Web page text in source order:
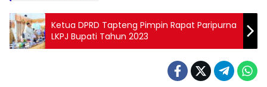
Ketua DPRD Tapteng Pimpin Rapat Paripurna
LKPJ Bupati Tahun 2023